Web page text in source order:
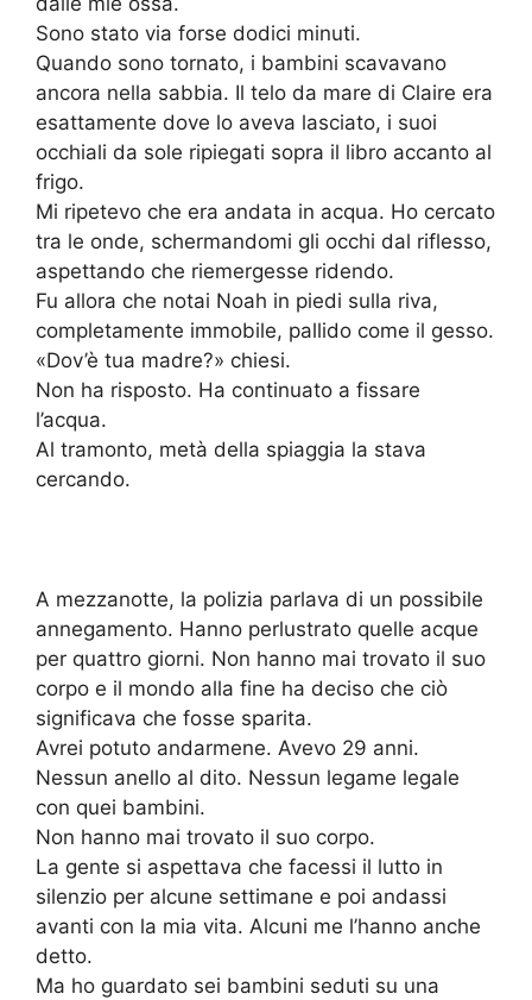
Sono stato via forse dodici minuti.
Quando sono tornato, i bambini scavavano
ancora nella sabbia. Il telo da mare di Claire era
esattamente dove lo aveva lasciato, i suoi
occhiali da sole ripiegati sopra il libro accanto al
frigo.
Mi ripetevo che era andata in acqua. Ho cercato
tra le onde, schermandomi gli occhi dal riflesso,
aspettando che riemergesse ridendo.
Fu allora che notai Noah in piedi sulla riva,
completamente immobile, pallido come il gesso.
«Dov’è tua madre?» chiesi.
Non ha risposto. Ha continuato a fissare
l’acqua.
Al tramonto, metà della spiaggia la stava
cercando.
A mezzanotte, la polizia parlava di un possibile
annegamento. Hanno perlustrato quelle acque
per quattro giorni. Non hanno mai trovato il suo
corpo e il mondo alla fine ha deciso che ciò
significava che fosse sparita.
Avrei potuto andarmene. Avevo 29 anni.
Nessun anello al dito. Nessun legame legale
con quei bambini.
Non hanno mai trovato il suo corpo.
La gente si aspettava che facessi il lutto in
silenzio per alcune settimane e poi andassi
avanti con la mia vita. Alcuni me l’hanno anche
detto.
Ma ho guardato sei bambini seduti su una